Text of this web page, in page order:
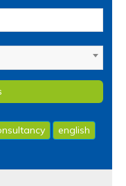
english